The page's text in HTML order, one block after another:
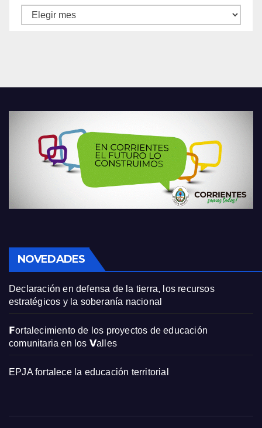
Archivos
NOVEDADES
Declaración en defensa de la tierra, los recursos
estratégicos y la soberanía nacional
𝗙ortalecimiento de los proyectos de educación
comunitaria en los 𝗩alles
EPJA fortalece la educación territorial